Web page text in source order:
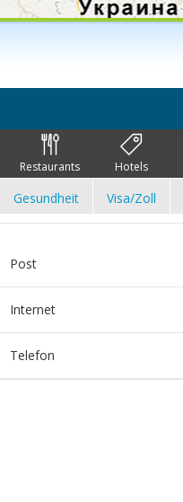
Restaurants Hotels
Gesundheit Visa/Zoll
Post
Internet
Telefon